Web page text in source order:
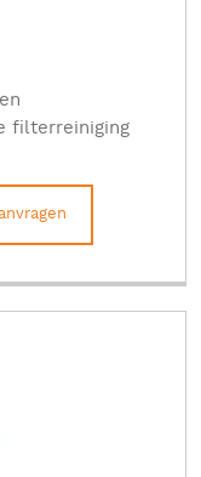
filterreiniging